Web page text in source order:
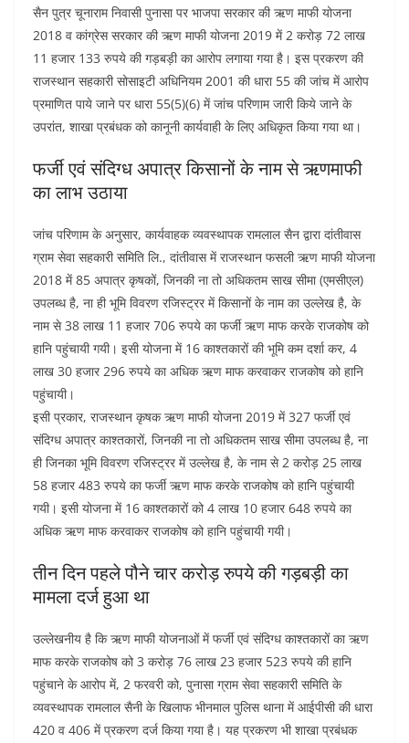
सैन पुत्र चूनाराम निवासी पुनासा पर भाजपा सरकार की ऋण माफी योजना
2018 व कांग्रेस सरकार की ऋण माफी योजना 2019 में 2 करोड़ 72 लाख
11 हजार 133 रुपये की गड़बड़ी का आरोप लगाया गया है। इस प्रकरण की
राजस्थान सहकारी सोसाइटी अधिनियम 2001 की धारा 55 की जांच में आरोप
प्रमाणित पाये जाने पर धारा 55(5)(6) में जांच परिणाम जारी किये जाने के
उपरांत, शाखा प्रबंधक को कानूनी कार्यवाही के लिए अधिकृत किया गया था।
फर्जी एवं संदिग्ध अपात्र किसानों के नाम से ऋणमाफी
का लाभ उठाया
जांच परिणाम के अनुसार, कार्यवाहक व्यवस्थापक रामलाल सैन द्वारा दांतीवास
ग्राम सेवा सहकारी समिति लि., दांतीवास में राजस्थान फसली ऋण माफी योजना
2018 में 85 अपात्र कृषकों, जिनकी ना तो अधिकतम साख सीमा (एमसीएल)
उपलब्ध है, ना ही भूमि विवरण रजिस्ट्रर में किसानों के नाम का उल्लेख है, के
नाम से 38 लाख 11 हजार 706 रुपये का फर्जी ऋण माफ करके राजकोष को
हानि पहुंचायी गयी। इसी योजना में 16 काश्तकारों की भूमि कम दर्शा कर, 4
लाख 30 हजार 296 रुपये का अधिक ऋण माफ करवाकर राजकोष को हानि
पहुंचायी।
इसी प्रकार, राजस्थान कृषक ऋण माफी योजना 2019 में 327 फर्जी एवं
संदिग्ध अपात्र काश्तकारों, जिनकी ना तो अधिकतम साख सीमा उपलब्ध है, ना
ही जिनका भूमि विवरण रजिस्ट्रर में उल्लेख है, के नाम से 2 करोड़ 25 लाख
58 हजार 483 रुपये का फर्जी ऋण माफ करके राजकोष को हानि पहुंचायी
गयी। इसी योजना में 16 काश्तकारों को 4 लाख 10 हजार 648 रुपये का
अधिक ऋण माफ करवाकर राजकोष को हानि पहुंचायी गयी।
तीन दिन पहले पौने चार करोड़ रुपये की गड़बड़ी का
मामला दर्ज हुआ था
उल्लेखनीय है कि ऋण माफी योजनाओं में फर्जी एवं संदिग्ध काश्तकारों का ऋण
माफ करके राजकोष को 3 करोड़ 76 लाख 23 हजार 523 रुपये की हानि
पहुंचाने के आरोप में, 2 फरवरी को, पुनासा ग्राम सेवा सहकारी समिति के
व्यवस्थापक रामलाल सैनी के खिलाफ भीनमाल पुलिस थाना में आईपीसी की धारा
420 व 406 में प्रकरण दर्ज किया गया है। यह प्रकरण भी शाखा प्रबंधक